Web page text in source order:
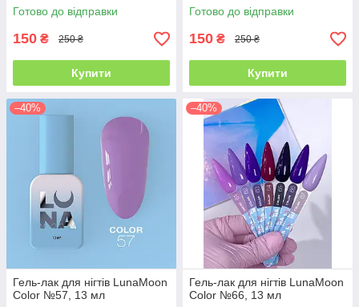
Готово до відправки
150 ₴ 250 ₴
Купити
Готово до відправки
150 ₴ 250 ₴
Купити
–40%
Гель-лак для нігтів LunaMoon
Color №57, 13 мл
–40%
Гель-лак для нігтів LunaMoon
Color №66, 13 мл